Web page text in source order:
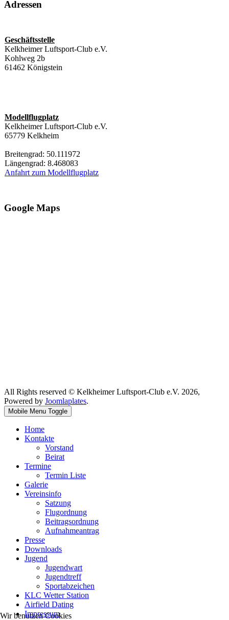
Adressen
Geschäftsstelle
Kelkheimer Luftsport-Club e.V.
Kohlweg 2b
61462 Königstein
Modellflugplatz
Kelkheimer Luftsport-Club e.V.
65779 Kelkheim
Breitengrad: 50.111972
Längengrad: 8.468083
Anfahrt zum Modellflugplatz
Google Maps
All Rights reserved © Kelkheimer Luftsport-Club e.V. 2026,
Powered by Joomlaplates.
Mobile Menu Toggle
Home
Kontakte
Vorstand
Beirat
Termine
Termin Liste
Galerie
Vereinsinfo
Satzung
Flugordnung
Beitragsordnung
Aufnahmeantrag
Presse
Downloads
Jugend
Jugendwart
Jugendtreff
Sportabzeichen
KLC Wetter Station
Airfield Dating
Impressum
Wir benutzen Cookies